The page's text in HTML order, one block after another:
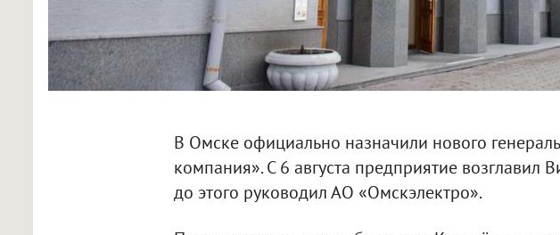
В Омске официально назначили нового
компания». С 6 августа предприятие возглавил
до этого руководил АО «Омскэлектро».